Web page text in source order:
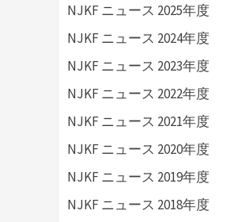
NJKF ニュース 2025年度
NJKF ニュース 2024年度
NJKF ニュース 2023年度
NJKF ニュース 2022年度
NJKF ニュース 2021年度
NJKF ニュース 2020年度
NJKF ニュース 2019年度
NJKF ニュース 2018年度